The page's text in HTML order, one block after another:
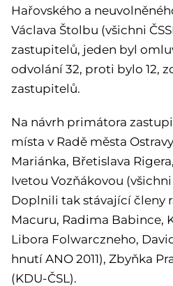
Hařovského a
Václava Štolbu (všichni
zastupitelů, jeden byl
odvolání 32, proti bylo 12,
zastupitelů.
Na návrh primátora
místa v Radě města
Mariánka, Břetislava
Ivetou Vozňákovou
Doplnili tak stávající členy
Macuru, Radima Babince,
Libora Folwarczneho,
hnutí ANO 2011), Zbyňka
(KDU-ČSL).